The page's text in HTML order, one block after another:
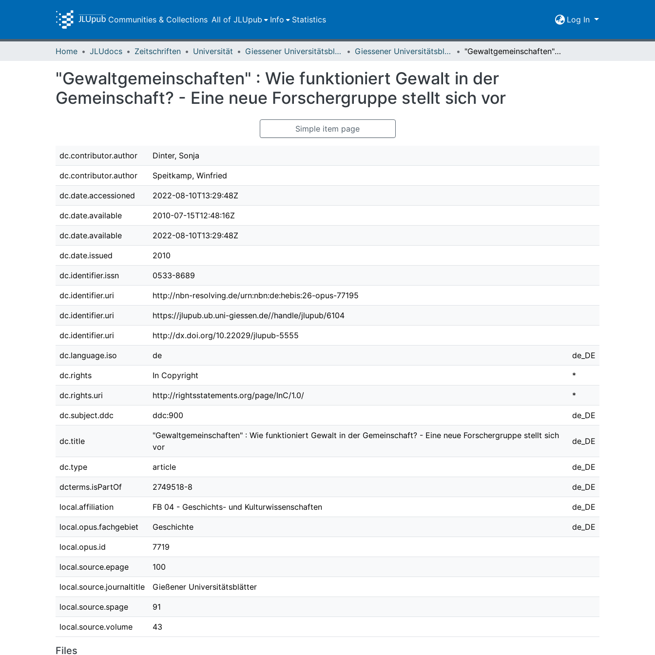
Communities & Collections All of JLUpub Info Statistics Log In
Home JLUdocs Zeitschriften Universität Giessener Universitätsblätter Giessener Universitätsblätter 43 (2010) "Gewaltgemeinschaften" : Wie funktioniert Gewalt in der Gemeinschaft? - Eine neue Forschergruppe stellt sich vor
"Gewaltgemeinschaften" : Wie funktioniert Gewalt in der
Gemeinschaft? - Eine neue Forschergruppe stellt sich vor
Simple item page
dc.contributor.author Dinter, Sonja
dc.contributor.author Speitkamp, Winfried
dc.date.accessioned 2022-08-10T13:29:48Z
dc.date.available 2010-07-15T12:48:16Z
dc.date.available 2022-08-10T13:29:48Z
dc.date.issued 2010
dc.identifier.issn 0533-8689
dc.identifier.uri http://nbn-resolving.de/urn:nbn:de:hebis:26-opus-77195
dc.identifier.uri https://jlupub.ub.uni-giessen.de//handle/jlupub/6104
dc.identifier.uri http://dx.doi.org/10.22029/jlupub-5555
dc.language.iso de de_DE
dc.rights In Copyright *
dc.rights.uri http://rightsstatements.org/page/InC/1.0/ *
dc.subject.ddc ddc:900 de_DE
dc.title
"Gewaltgemeinschaften" : Wie funktioniert Gewalt in der Gemeinschaft? - Eine neue Forschergruppe stellt sich
vor
de_DE
dc.type article de_DE
dcterms.isPartOf 2749518-8 de_DE
local.affiliation FB 04 - Geschichts- und Kulturwissenschaften de_DE
local.opus.fachgebiet Geschichte de_DE
local.opus.id 7719
local.source.epage 100
local.source.journaltitle Gießener Universitätsblätter
local.source.spage 91
local.source.volume 43
Files